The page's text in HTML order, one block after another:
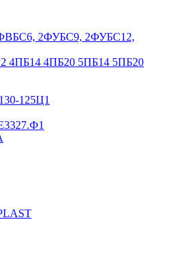
2ФУБС9, 2ФУБС12,
4ПБ14 4ПБ20 5ПБ14 5ПБ20
125Ц1